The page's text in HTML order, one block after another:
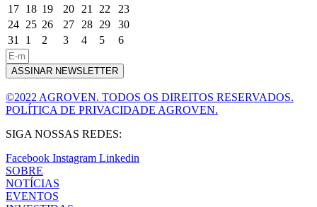
17 18 19 20 21 22
23
24 25 26 27 28 29
30
31
1 2 3 4 5 6
ASSINAR NEWSLETTER
©2022 AGROVEN. TODOS OS DIREITOS RESERVADOS.
POLÍTICA DE PRIVACIDADE AGROVEN.
SIGA NOSSAS REDES:
Facebook Instagram Linkedin
SOBRE
NOTÍCIAS
EVENTOS